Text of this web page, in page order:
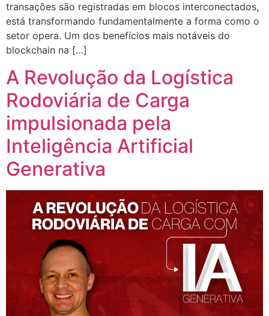
transações são registradas em blocos interconectados,
está transformando fundamentalmente a forma como o
setor opera. Um dos benefícios mais notáveis do
blockchain na […]
A Revolução da Logística
Rodoviária de Carga
impulsionada pela
Inteligência Artificial
Generativa